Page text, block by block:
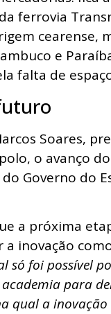
ferrovia
cearense,
e
falta de
Soares,
o avanço
do Governo do
a próxima
inovação
só foi possível
para
qual a inovação